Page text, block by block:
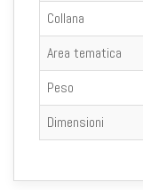
Collana
Area tematica
Peso
Dimensioni